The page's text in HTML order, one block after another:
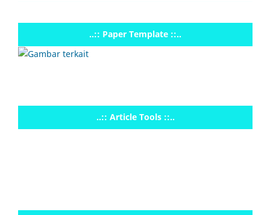
..:: Paper Template ::..
..:: Article Tools ::..